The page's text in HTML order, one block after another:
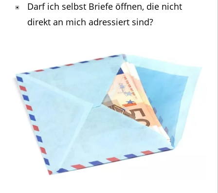
Darf ich selbst Briefe öffnen, die nicht
direkt an mich adressiert sind?